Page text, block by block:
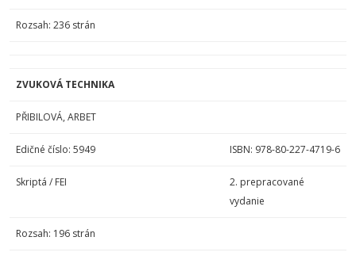
Rozsah: 236 strán
ZVUKOVÁ TECHNIKA
PŘIBILOVÁ, ARBET
Edičné číslo: 5949 ISBN: 978-80-227-4719-6
Skriptá / FEI
2. prepracované
vydanie
Rozsah: 196 strán